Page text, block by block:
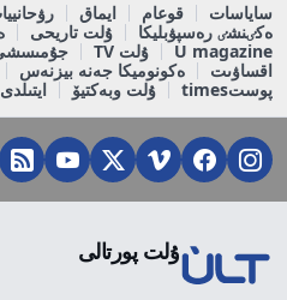
ساياسات قوعام ايماق
ەكٸنشٸ رەسپۋبليكا
ۇلت تاريحى
U magazine
ۇلت TV
جۇمىسشى
اقساۋىت
ەكونوميكا جەنە بيزنەس
پوستtimes
ۇلت وبەكتيۆ
ۇلت پورتالى